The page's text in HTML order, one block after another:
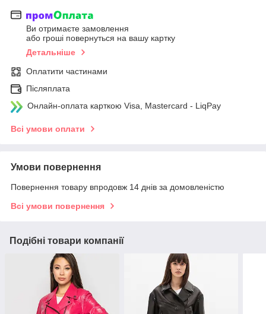
Ви отримаєте замовлення
або гроші повернуться на вашу картку
Детальніше
Оплатити частинами
Післяплата
Онлайн-оплата карткою Visa, Mastercard - LiqPay
Всі умови оплати
Умови повернення
Повернення товару впродовж 14 днів за домовленістю
Всі умови повернення
Подібні товари компанії